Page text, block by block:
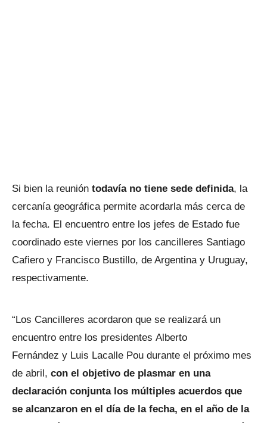
Si bien la reunión todavía no tiene sede definida, la
cercanía geográfica permite acordarla más cerca de
la fecha. El encuentro entre los jefes de Estado fue
coordinado este viernes por los cancilleres Santiago
Cafiero y Francisco Bustillo, de Argentina y Uruguay,
respectivamente.
“Los Cancilleres acordaron que se realizará un
encuentro entre los presidentes Alberto
Fernández y Luis Lacalle Pou durante el próximo mes
de abril, con el objetivo de plasmar en una
declaración conjunta los múltiples acuerdos que
se alcanzaron en el día de la fecha, en el año de la